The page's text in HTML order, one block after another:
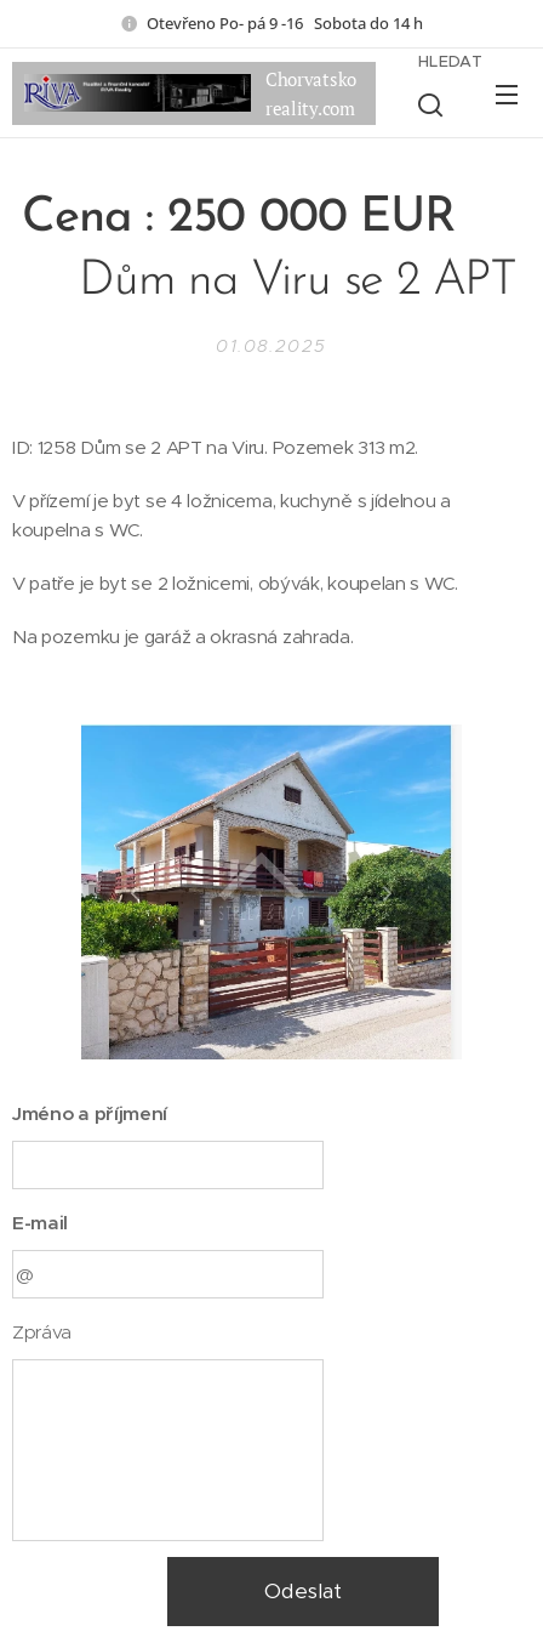
Otevřeno Po- pá 9 -16 Sobota do 14 h
Chorvatsko
reality.com
HLEDAT
Cena : 250 000 EUR
Dům na Viru se 2 APT
01.08.2025
ID: 1258 Dům se 2 APT na Viru. Pozemek 313 m2.
V přízemí je byt se 4 ložnicema, kuchyně s jídelnou a
koupelna s WC.
V patře je byt se 2 ložnicemi, obývák, koupelan s WC.
Na pozemku je garáž a okrasná zahrada.
Jméno a příjmení
E-mail
Zpráva
Odeslat